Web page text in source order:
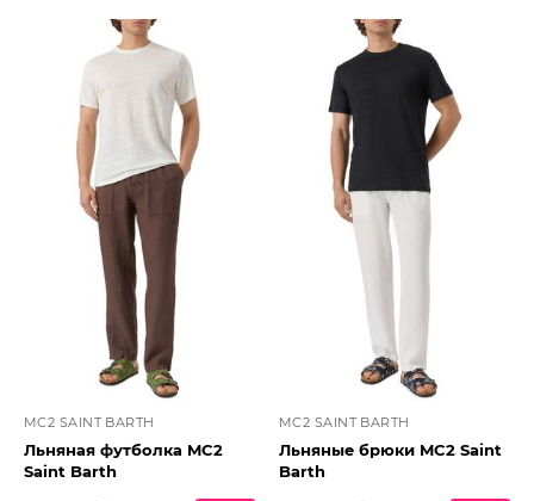
MC2 SAINT BARTH
Льняная футболка MC2
Saint Barth
MC2 SAINT BARTH
Льняные брюки MC2 Saint
Barth